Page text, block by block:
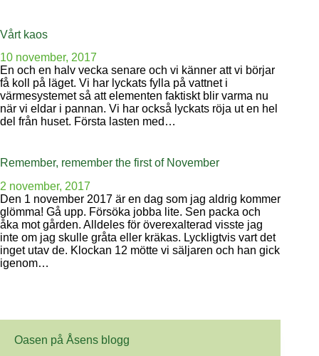
Vårt kaos
10 november, 2017
En och en halv vecka senare och vi känner att vi börjar
få koll på läget. Vi har lyckats fylla på vattnet i
värmesystemet så att elementen faktiskt blir varma nu
när vi eldar i pannan. Vi har också lyckats röja ut en hel
del från huset. Första lasten med…
Remember, remember the first of November
2 november, 2017
Den 1 november 2017 är en dag som jag aldrig kommer
glömma! Gå upp. Försöka jobba lite. Sen packa och
åka mot gården. Alldeles för överexalterad visste jag
inte om jag skulle gråta eller kräkas. Lyckligtvis vart det
inget utav de. Klockan 12 mötte vi säljaren och han gick
igenom…
Oasen på Åsens blogg